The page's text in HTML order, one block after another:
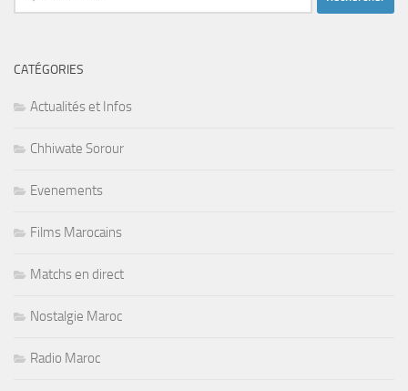
CATÉGORIES
Actualités et Infos
Chhiwate Sorour
Evenements
Films Marocains
Matchs en direct
Nostalgie Maroc
Radio Maroc